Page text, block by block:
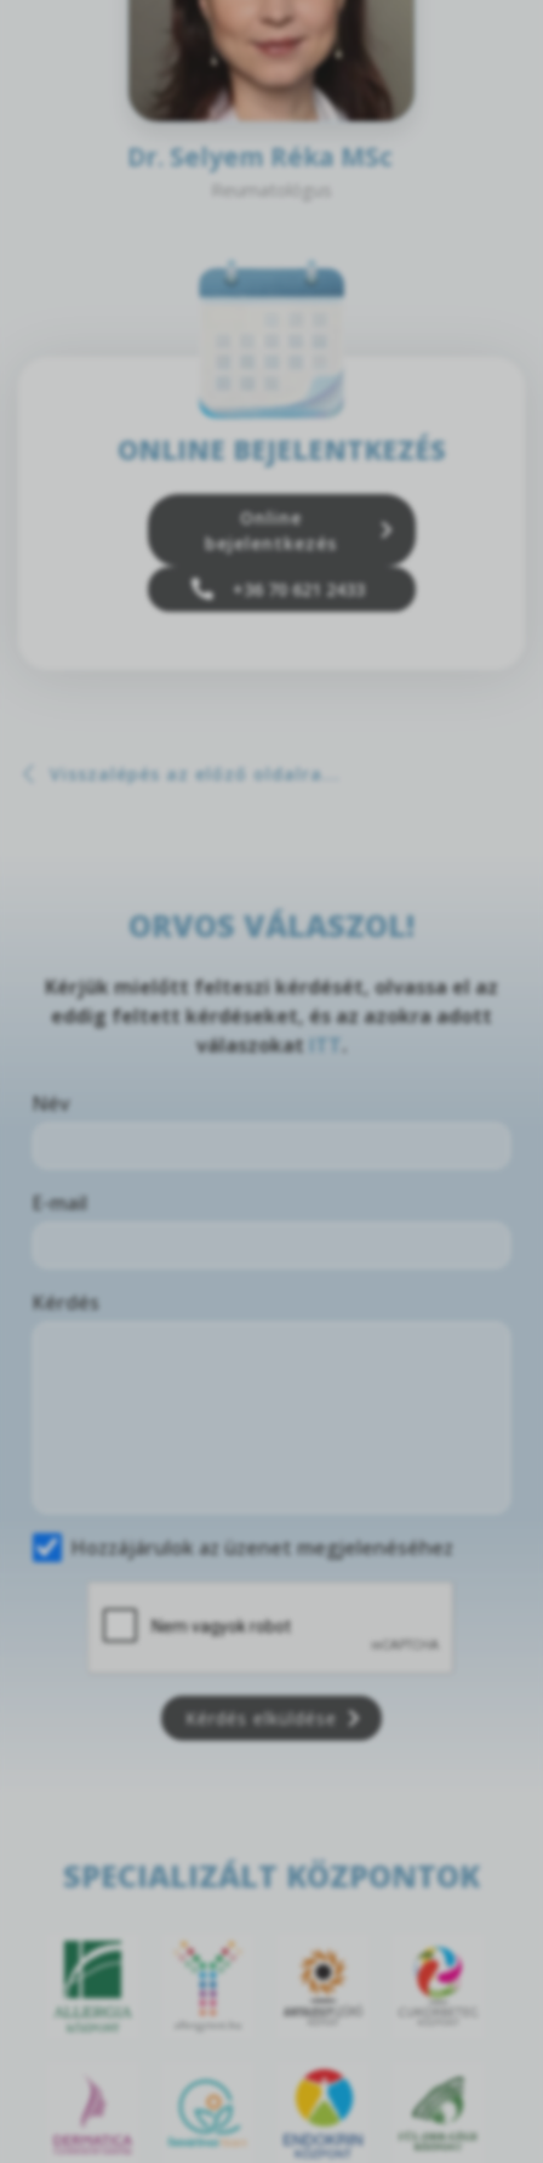
Dr. Selyem Réka MSc
Reumatológus
ONLINE BEJELENTKEZÉS
Online
bejelentkezés
+36 70 621 2433
Visszalépés az előző oldalra...
ORVOS VÁLASZOL!
Kérjük mielőtt felteszi kérdését, olvassa el az
eddig feltett kérdéseket, és az azokra adott
válaszokat ITT
Név
E-mail
Kérdés
Hozzájárulok az üzenet megjelenéséhez
Kérdés elküldése
SPECIALIZÁLT KÖZPONTOK